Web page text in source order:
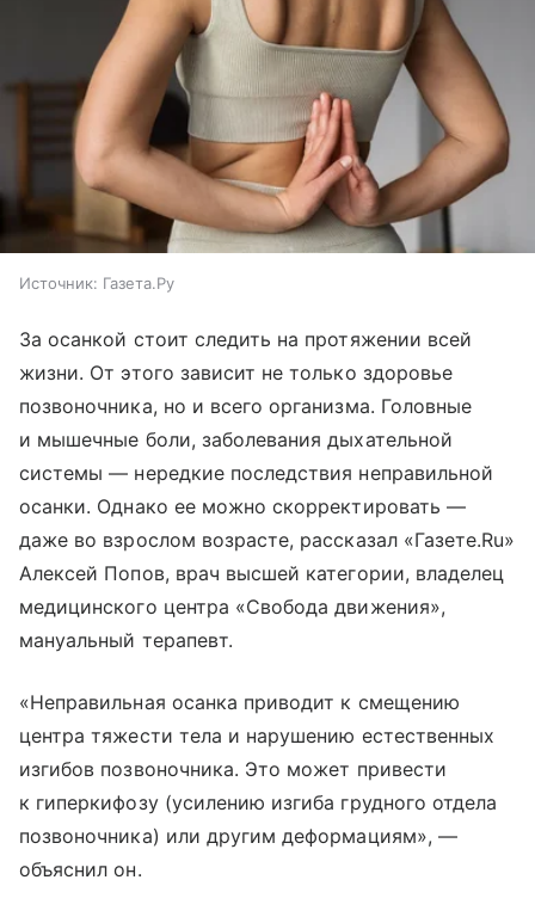
Источник: Газета.Ру
За осанкой стоит следить на протяжении всей
жизни. От этого зависит не только здоровье
позвоночника, но и всего организма. Головные
и мышечные боли, заболевания дыхательной
системы — нередкие последствия неправильной
осанки. Однако ее можно скорректировать —
даже во взрослом возрасте, рассказал «Газете.Ru»
Алексей Попов, врач высшей категории, владелец
медицинского центра «Свобода движения»,
мануальный терапевт.
«Неправильная осанка приводит к смещению
центра тяжести тела и нарушению естественных
изгибов позвоночника. Это может привести
к гиперкифозу (усилению изгиба грудного отдела
позвоночника) или другим деформациям», —
объяснил он.